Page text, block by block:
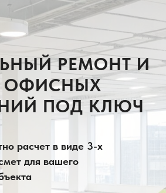
РЕМОНТ И
ОФИСНЫХ
ПОД КЛЮЧ
расчет в виде 3-х
для вашего